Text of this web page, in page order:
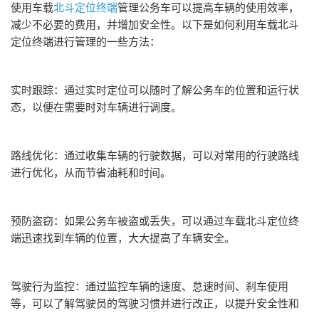
使用车载北斗定位终端管理公务车可以提高车辆的使用效率，
减少不必要的费用，并增加安全性。以下是如何利用车载北斗
定位终端进行管理的一些方法：
实时跟踪：通过实时定位可以随时了解公务车的位置和运行状
态，以便在需要时对车辆进行调度。
路线优化：通过收集车辆的行驶数据，可以对常用的行驶路线
进行优化，从而节省油耗和时间。
预防盗窃：如果公务车被盗或丢失，可以通过车载北斗定位终
端迅速找到车辆的位置，大大提高了车辆安全。
驾驶行为监控：通过监控车辆的速度、怠速时间、刹车使用
等，可以了解驾驶员的驾驶习惯并进行改正，以提升安全性和